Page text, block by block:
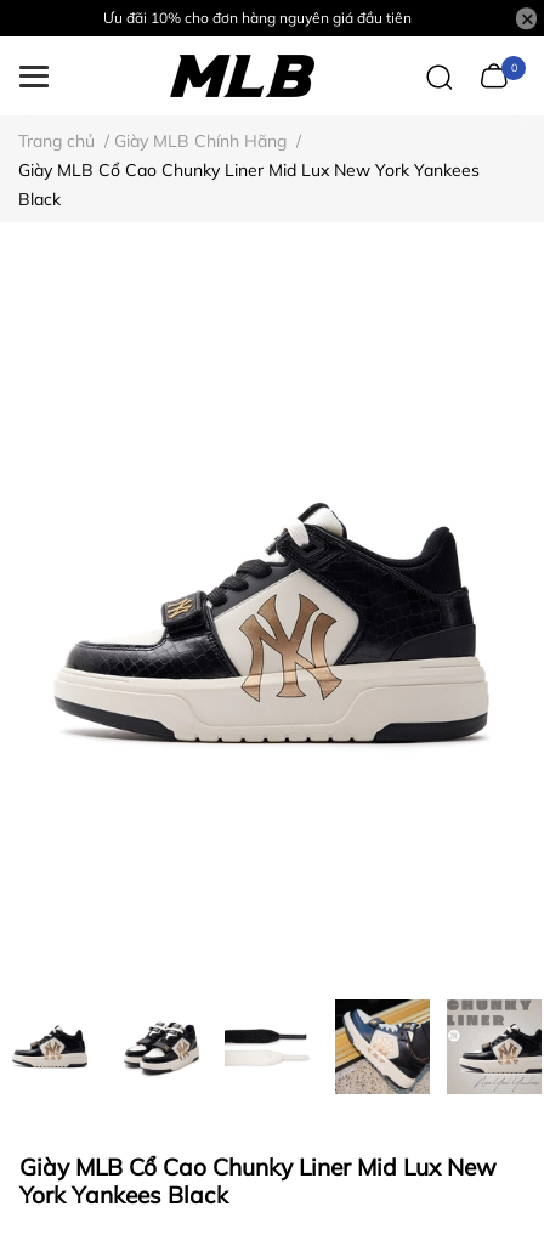
Ưu đãi 10% cho đơn hàng nguyên giá đầu tiên
0
Trang chủ / Giày MLB Chính Hãng /
Giày MLB Cổ Cao Chunky Liner Mid Lux New York Yankees
Black
Giày MLB Cổ Cao Chunky Liner Mid Lux New
York Yankees Black